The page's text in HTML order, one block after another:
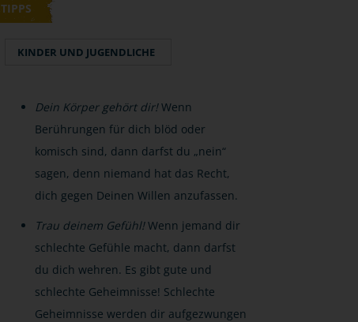
TIPPS
KINDER UND JUGENDLICHE
Dein Körper gehört dir!Wenn
Berührungen für dich blöd oder
komisch sind, dann darfst du „nein“
sagen, denn niemand hat das Recht,
dich gegen Deinen Willen anzufassen.
Trau deinem Gefühl!Wenn jemand dir
schlechte Gefühle macht, dann darfst
du dich wehren. Es gibt gute und
schlechte Geheimnisse! Schlechte
Geheimnisse werden dir aufgezwungen